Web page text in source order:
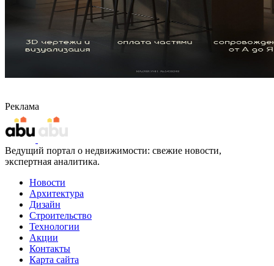
Реклама
Ведущий портал о недвижимости: свежие новости,
экспертная аналитика.
Новости
Архитектура
Дизайн
Строительство
Технологии
Акции
Контакты
Карта сайта